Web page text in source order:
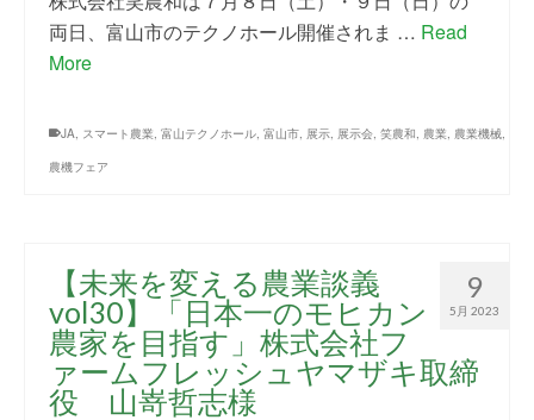
両日、富山市のテクノホール開催されま … Read
More
JA, スマート農業, 富山テクノホール, 富山市, 展示, 展示会, 笑農和, 農業, 農業機械,
農機フェア
9
5月 2023
【未来を変える農業談義
vol30】「日本一のモヒカン
農家を目指す」株式会社フ
ァームフレッシュヤマザキ取締
役 山嵜哲志様